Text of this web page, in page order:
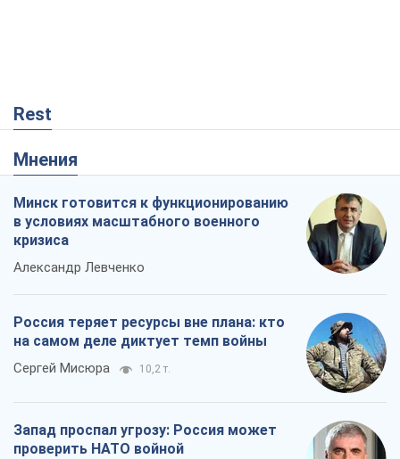
Rest
Мнения
Минск готовится к функционированию
в условиях масштабного военного
кризиса
Александр Левченко
Россия теряет ресурсы вне плана: кто
на самом деле диктует темп войны
Сергей Мисюра 10,2 т.
Запад проспал угрозу: Россия может
проверить НАТО войной